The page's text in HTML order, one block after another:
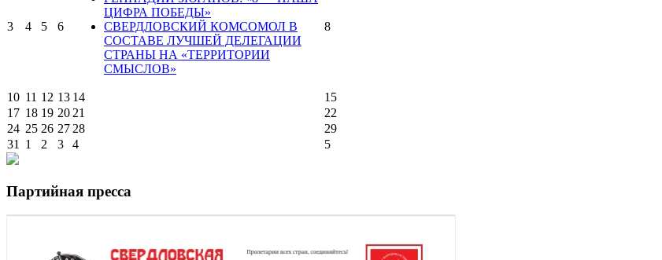
3 4 5 6
ЦИФРА ПОБЕДЫ»
СВЕРДЛОВСКИЙ КОМСОМОЛ В
СОСТАВЕ ЛУЧШЕЙ ДЕЛЕГАЦИИ
СТРАНЫ НА «ТЕРРИТОРИИ
СМЫСЛОВ»
8
10 11 12 13 14 15
17 18 19 20 21 22
24 25 26 27 28 29
31
1 2 3 4 5
Партийная пресса